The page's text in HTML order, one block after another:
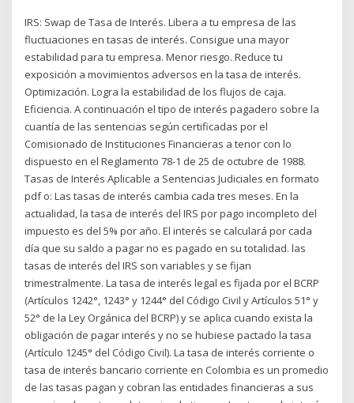
IRS: Swap de Tasa de Interés. Libera a tu empresa de las
fluctuaciones en tasas de interés. Consigue una mayor
estabilidad para tu empresa. Menor riesgo. Reduce tu
exposición a movimientos adversos en la tasa de interés.
Optimización. Logra la estabilidad de los flujos de caja.
Eficiencia. A continuación el tipo de interés pagadero sobre la
cuantía de las sentencias según certificadas por el
Comisionado de Instituciones Financieras a tenor con lo
dispuesto en el Reglamento 78-1 de 25 de octubre de 1988.
Tasas de Interés Aplicable a Sentencias Judiciales en formato
pdf o: Las tasas de interés cambia cada tres meses. En la
actualidad, la tasa de interés del IRS por pago incompleto del
impuesto es del 5% por año. El interés se calculará por cada
día que su saldo a pagar no es pagado en su totalidad. las
tasas de interés del IRS son variables y se fijan
trimestralmente. La tasa de interés legal es fijada por el BCRP
(Artículos 1242°, 1243° y 1244° del Código Civil y Artículos 51° y
52° de la Ley Orgánica del BCRP) y se aplica cuando exista la
obligación de pagar interés y no se hubiese pactado la tasa
(Artículo 1245° del Código Civil). La tasa de interés corriente o
tasa de interés bancario corriente en Colombia es un promedio
de las tasas pagan y cobran las entidades financieras a sus